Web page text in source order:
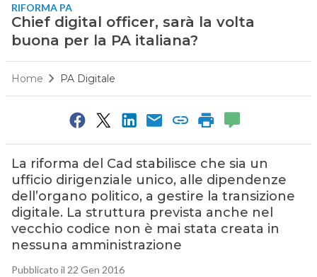
RIFORMA PA
Chief digital officer, sarà la volta
buona per la PA italiana?
Home PA Digitale
La riforma del Cad stabilisce che sia un
ufficio dirigenziale unico, alle dipendenze
dell’organo politico, a gestire la transizione
digitale. La struttura prevista anche nel
vecchio codice non è mai stata creata in
nessuna amministrazione
Pubblicato il 22 Gen 2016